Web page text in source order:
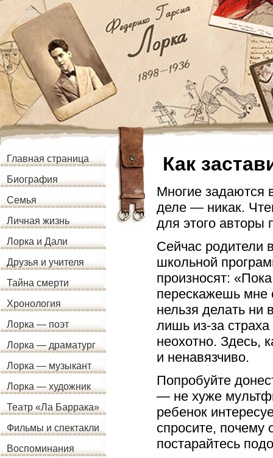
Главная страница
Биография
Семья
Личная жизнь
Лорка и Дали
Друзья и учителя
Тайна смерти
Хронология
Лорка — поэт
Лорка — драматург
Лорка — музыкант
Лорка — художник
Театр «Ла Баррака»
Фильмы и спектакли
Воспоминания
Как
Многие задаются
деле — никак.
для этого авторы
Сейчас родители
школьной
произносят:
перескажешь мне
нельзя делать ни
лишь из-за
неохотно. Здесь,
и ненавязчиво.
Попробуйте
— не хуже
ребенок
спросите, почему
постарайтесь